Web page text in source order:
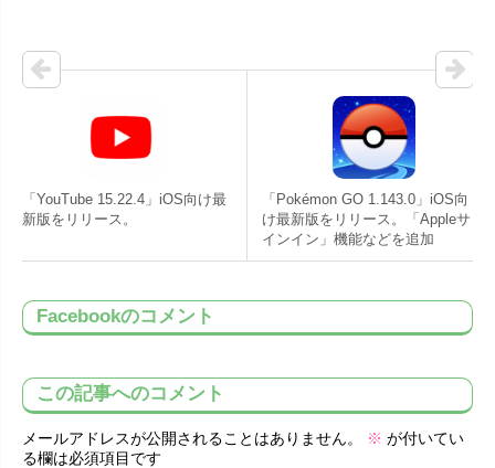
「YouTube 15.22.4」iOS向け最
新版をリリース。
「Pokémon GO 1.143.0」iOS向
け最新版をリリース。「Appleサ
インイン」機能などを追加
Facebookのコメント
この記事へのコメント
メールアドレスが公開されることはありません。 ※ が付いてい
る欄は必須項目です